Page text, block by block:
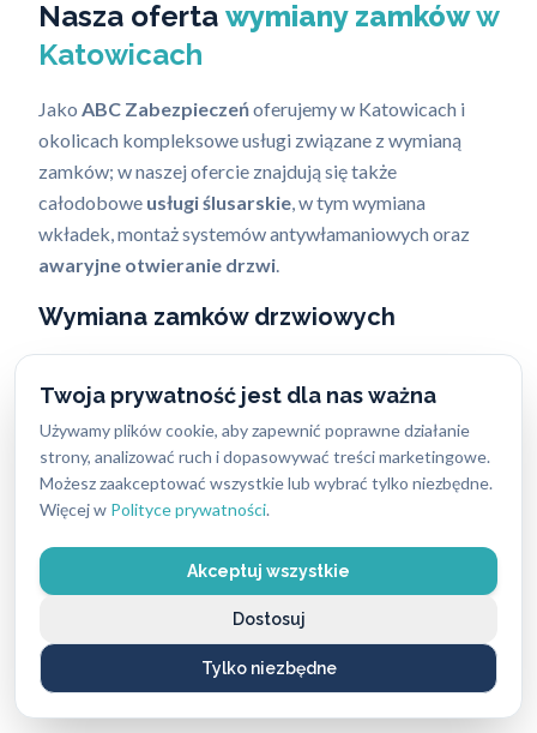
Twoja prywatność jest dla nas ważna
Używamy plików cookie, aby zapewnić poprawne działanie
strony, analizować ruch i dopasowywać treści marketingowe.
Możesz zaakceptować wszystkie lub wybrać tylko niezbędne.
Więcej w Polityce prywatności.
Akceptuj wszystkie
Tylko niezbędne
Dostosuj
Nasza oferta wymiany zamkóww
Katowicach
Jako ABC Zabezpieczeńoferujemy w Katowicach i
okolicach kompleksowe usługi związane z wymianą
zamków; w naszej ofercie znajdują się także
całodobowe usługi ślusarskie, w tym wymiana
wkładek, montaż systemów antywłamaniowych oraz
awaryjne otwieranie drzwi.
Wymiana zamków drzwiowych
zamków do drzwi – w domach, mieszkaniach, biurach
czy obiektach komercyjnych. Montaż i wymiana
powinny być wykonywane przez specjalistów, dlatego
realizują je u nas wykwalifikowaniślusarze. Zapewniamy
precyzyjny montaż bezpiecznie, z najwyższą
starannością i dbałością o ograniczenie ryzyka
uszkodzenia drzwi lub mienia.
dostępne na rynku. Wśród najczęściej wymienianych
typów zamków znajdziesz: